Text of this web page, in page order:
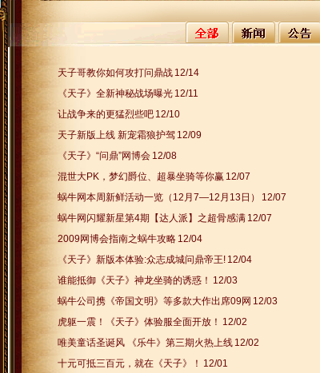
天子哥教你如何攻打问鼎战 12/14
《天子》全新神秘战场曝光 12/11
让战争来的更猛烈些吧 12/10
天子新版上线 新宠霜狼护驾 12/09
《天子》“问鼎”网博会 12/08
混世大PK，梦幻爵位、超暴坐骑等你赢 12/07
蜗牛网本周新鲜活动一览（12月7—12月13日）
12/07
蜗牛网闪耀新星第4期【达人派】之超骨感满 12/07
2009网博会指南之蜗牛攻略 12/04
《天子》新版本体验:众志成城问鼎帝王! 12/04
谁能抵御《天子》神龙坐骑的诱惑！ 12/03
蜗牛公司携《帝国文明》等多款大作出席09网 12/03
虎躯一震！《天子》体验服全面开放！ 12/02
唯美童话圣诞风 《乐牛》第三期火热上线 12/02
十元可抵三百元，就在《天子》！ 12/01